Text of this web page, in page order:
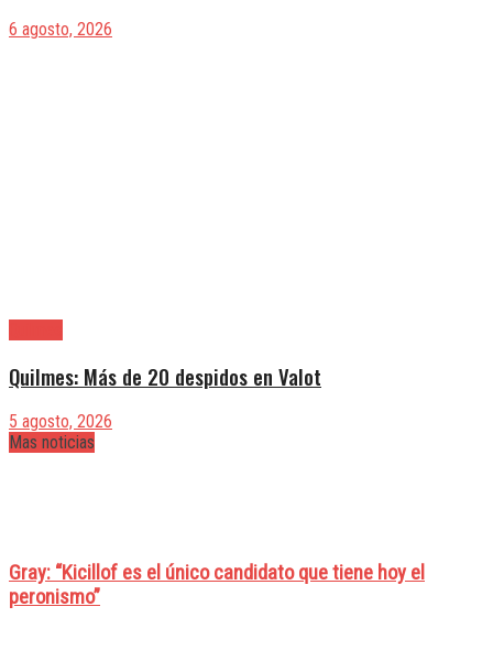
6 agosto, 2026
Quilmes: Más de 20 despidos en Valot
5 agosto, 2026
Mas noticias
Gray: “Kicillof es el único candidato que tiene hoy el
peronismo”